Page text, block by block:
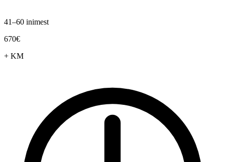
41–60 inimest
670€
+ KM